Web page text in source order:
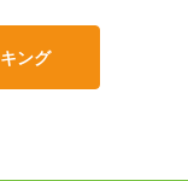
ング